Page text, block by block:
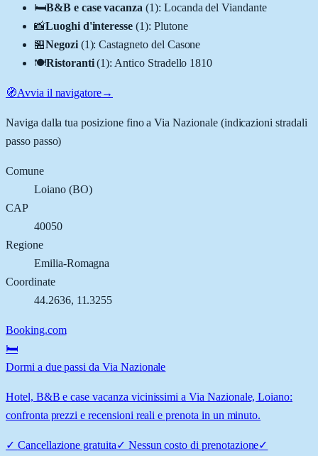
🛏️B&B e case vacanza (1): Locanda del Viandante
📸Luoghi d'interesse (1): Plutone
🏪Negozi (1):Castagneto del Casone
🍽️Ristoranti (1): Antico Stradello 1810
🧭Avvia il navigatore→
Naviga dalla tua posizione fino aVia Nazionale(indicazioni stradali
passo passo)
Comune
Loiano(BO)
CAP
40050
Regione
Emilia-Romagna
Coordinate
44.2636, 11.3255
Booking.com
🛏️
Dormi a due passi da Via Nazionale
Hotel, B&B e case vacanza vicinissimi a Via Nazionale, Loiano:
confronta prezzi e recensioni reali e prenota in un minuto.
✓ Cancellazione gratuita✓ Nessun costo di prenotazione✓